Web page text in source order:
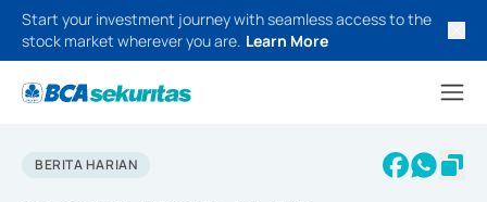
Start your investment journey with seamless access to the
stock market wherever you are. Learn More
BERITA HARIAN